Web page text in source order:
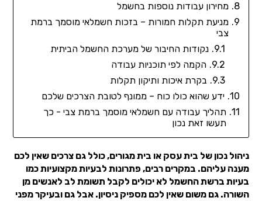
מחירון עבודות נוספות בחשמל
מניעת תקלות חמורות – בזכות חשמלאי מוסמך ברמת
צבי
נקודות החיבור של מערכת החשמל הביתית
הקמה לפי תוכניות עבודה
בקרת איכות ותיקון תקלות
ידע שהוא כולו כוח – ממונף לטובת הצרכים שלכם
תהליך עבודה עם חשמלאי מוסמך ברמת צבי - כך
תעשו זאת נכון
ניהול נכון של בית עסק או בית מגורים, כולל גם צרכים שאין לכם
מענה עליהם. במקרים רבים, פתרונות לבעיות מקצועיות כמו
בעיות ברשת החשמל לא יכולים לקבל תשומת לב לאנשים מן
השורה. גם משום שאין לכם מספיק ניסיון. אבל גם ובעיקר מפני